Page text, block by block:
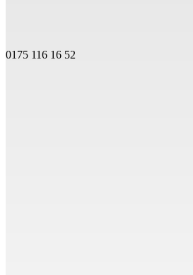
0175 116 16 52